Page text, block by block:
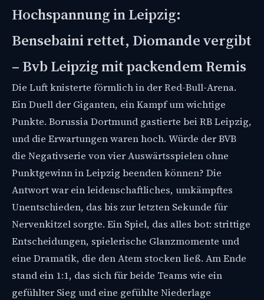
Hochspannung in Leipzig:
Bensebaini rettet, Diomande vergibt
– Bvb Leipzig mit packendem Remis
Die Luft knisterte förmlich in der Red-Bull-Arena.
Ein Duell der Giganten, ein Kampf um wichtige
Punkte. Borussia Dortmund gastierte bei RB Leipzig,
und die Erwartungen waren hoch. Würde der BVB
die Negativserie von vier Auswärtsspielen ohne
Punktgewinn in Leipzig beenden können? Die
Antwort war ein leidenschaftliches, umkämpftes
Unentschieden, das bis zur letzten Sekunde für
Nervenkitzel sorgte. Ein Spiel, das alles bot: strittige
Entscheidungen, spielerische Glanzmomente und
eine Dramatik, die den Atem stocken ließ. Am Ende
stand ein 1:1, das sich für beide Teams wie ein
gefühlter Sieg und eine gefühlte Niederlage